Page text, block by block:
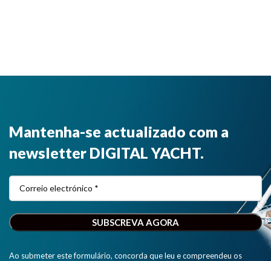
Mantenha-se actualizado com a
newsletter DIGITAL YACHT.
Ao submeter este formulário, concorda que leu e compreendeu os